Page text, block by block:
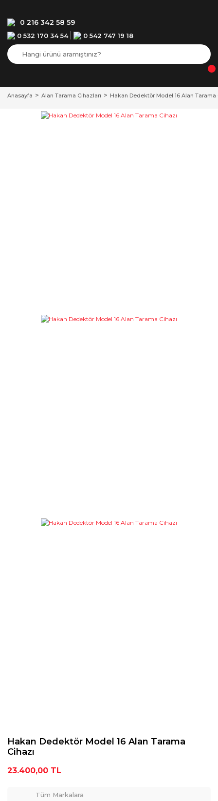
0 216 342 58 59
0 532 170 34 54 0 542 747 19 18
Anasayfa Alan Tarama Cihazları Hakan Dedektör Model 16 Alan Tarama
Hakan Dedektör Model 16 Alan Tarama
Cihazı
23.400,00 TL
Tüm Markalara